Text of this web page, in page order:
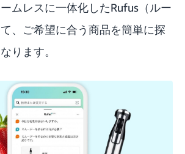
ムレスに一体化したRufus（ルー
、ご希望に合う商品を簡単に探
ります。